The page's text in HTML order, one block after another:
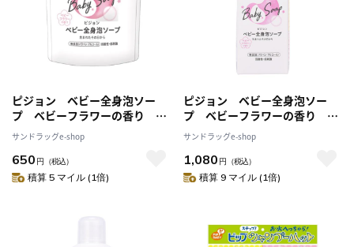
ピジョン ベビー全身泡ソー
プ ベビーフラワーの香り 詰
め替え用 ４００ｍｌ
サンドラッグe-shop
650 円 （税込）
積算 5 マイル (1倍)
ピジョン ベビー全身泡ソー
プ ベビーフラワーの香り 詰
め替え用 ２個分 ８００ｍｌ
サンドラッグe-shop
1,080 円 （税込）
積算 9 マイル (1倍)